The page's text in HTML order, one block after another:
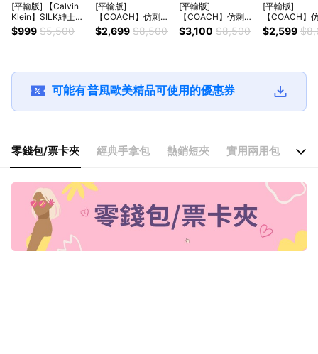
[平輸版] 【Calvin
Klein】SILK紳士領
帶 (三條/組) (款式隨
機出貨) 真品平輸
$999 $5,500
[平輸版]
【COACH】仿刺繡
櫻桃皮雕亮粉燙印白
堊色皮革鍊帶頸掛斜
$2,699 $8,500
[平輸版]
【COACH】仿刺繡
櫻桃皮雕亮粉燙印黑
色皮革鍊帶頸掛斜背
$3,100 $8,500
[平輸版]
【COACH】
銀色亮粉燙印
雕粉膚色素面
輸
$2,599
可能有普風歐美精品可使用的優惠券
零錢包/票卡夾 經典手拿包 熱銷短夾 實用兩用包 時
零錢包/票卡夾
實用兩用包 時尚相機包 中夾/長夾